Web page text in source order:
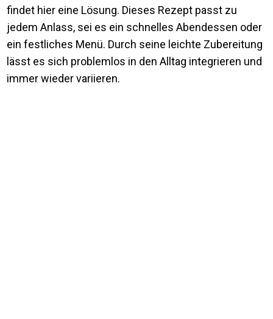
findet hier eine Lösung. Dieses Rezept passt zu
jedem Anlass, sei es ein schnelles Abendessen oder
ein festliches Menü. Durch seine leichte Zubereitung
lässt es sich problemlos in den Alltag integrieren und
immer wieder variieren.